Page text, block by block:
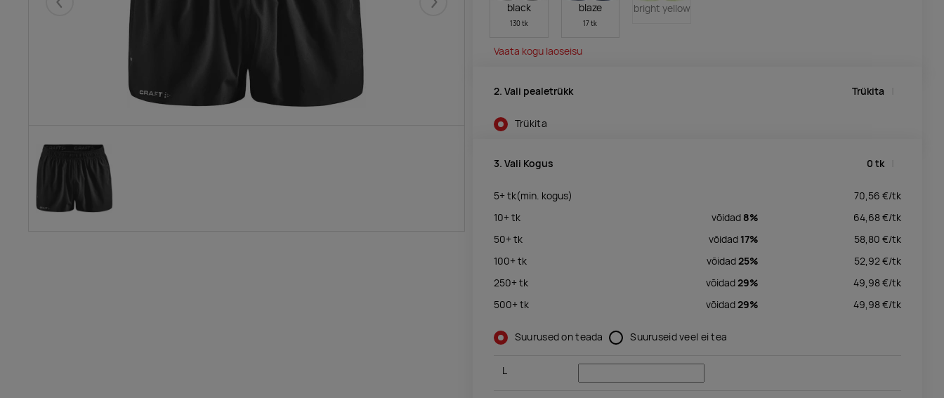
Eelmised Järgmised black
130 tk
blaze
17 tk
bright yellow
Vaata kogu laoseisu
2. Vali pealetrükk Trükita
Trükita
3. Vali Kogus 0 tk
5+tk(min. kogus) 70,56 €/tk
10+tk võidad 8% 64,68€/tk
50+tk võidad 17% 58,80 €/tk
100+tk võidad25% 52,92€/tk
250+tk võidad29% 49,98€/tk
500+tk võidad29% 49,98€/tk
Suurused on teada Suuruseid veel ei tea
L